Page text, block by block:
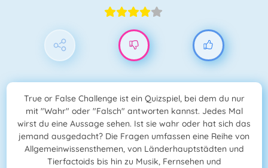
True or False Challenge ist ein Quizspiel, bei dem du nur
mit "Wahr" oder "Falsch" antworten kannst. Jedes Mal
wirst du eine Aussage sehen. Ist sie wahr oder hat sich das
jemand ausgedacht? Die Fragen umfassen eine Reihe von
Allgemeinwissensthemen, von Länderhauptstädten und
Tierfactoids bis hin zu Musik, Fernsehen und